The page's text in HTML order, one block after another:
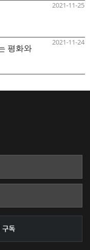
2021-11-25
평화와
2021-11-24